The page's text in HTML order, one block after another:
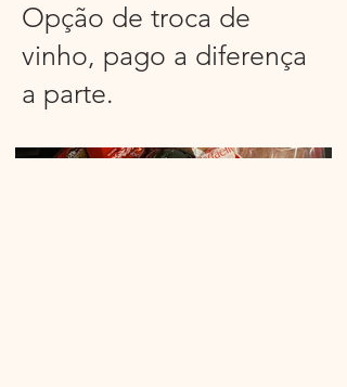
Opção de troca de
vinho, pago a diferença
a parte.